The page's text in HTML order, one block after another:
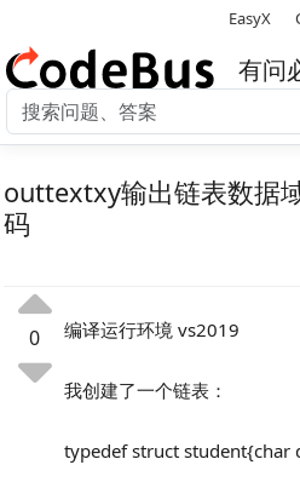
EasyX
有问
outtextxy输出链表数据
码
0 编译运行环境 vs2019
我创建了一个链表：
typedef struct student{char